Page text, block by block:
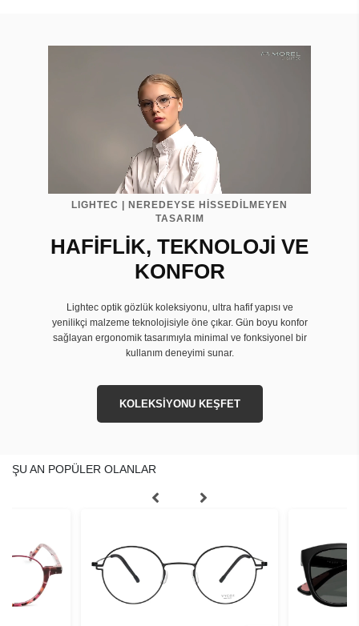
LIGHTEC | NEREDEYSE HİSSEDİLMEYEN
TASARIM
HAFİFLİK, TEKNOLOJİ VE
KONFOR
Lightec optik gözlük koleksiyonu, ultra hafif yapısı ve
yenilikçi malzeme teknolojisiyle öne çıkar. Gün boyu konfor
sağlayan ergonomik tasarımıyla minimal ve fonksiyonel bir
kullanım deneyimi sunar.
KOLEKSİYONU KEŞFET
ŞU AN POPÜLER OLANLAR